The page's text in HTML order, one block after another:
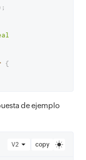
;
{
de ejemplo
V2 copy